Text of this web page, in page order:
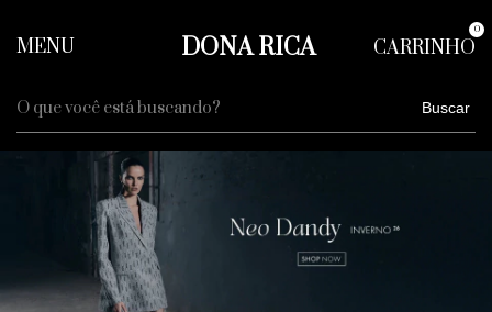
MENU DONA RICA CARRINHO
0
Buscar